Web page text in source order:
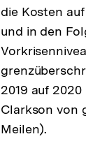
die Kosten
und in den
2019 auf
Clarkson von
Meilen).